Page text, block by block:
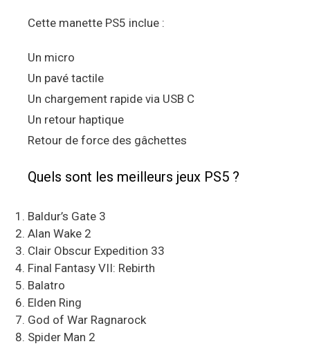
Cette manette PS5 inclue :
Un micro
Un pavé tactile
Un chargement rapide via USB C
Un retour haptique
Retour de force des gâchettes
Quels sont les meilleurs jeux PS5 ?
Baldur’s Gate 3
Alan Wake 2
Clair Obscur Expedition 33
Final Fantasy VII: Rebirth
Balatro
Elden Ring
God of War Ragnarock
Spider Man 2